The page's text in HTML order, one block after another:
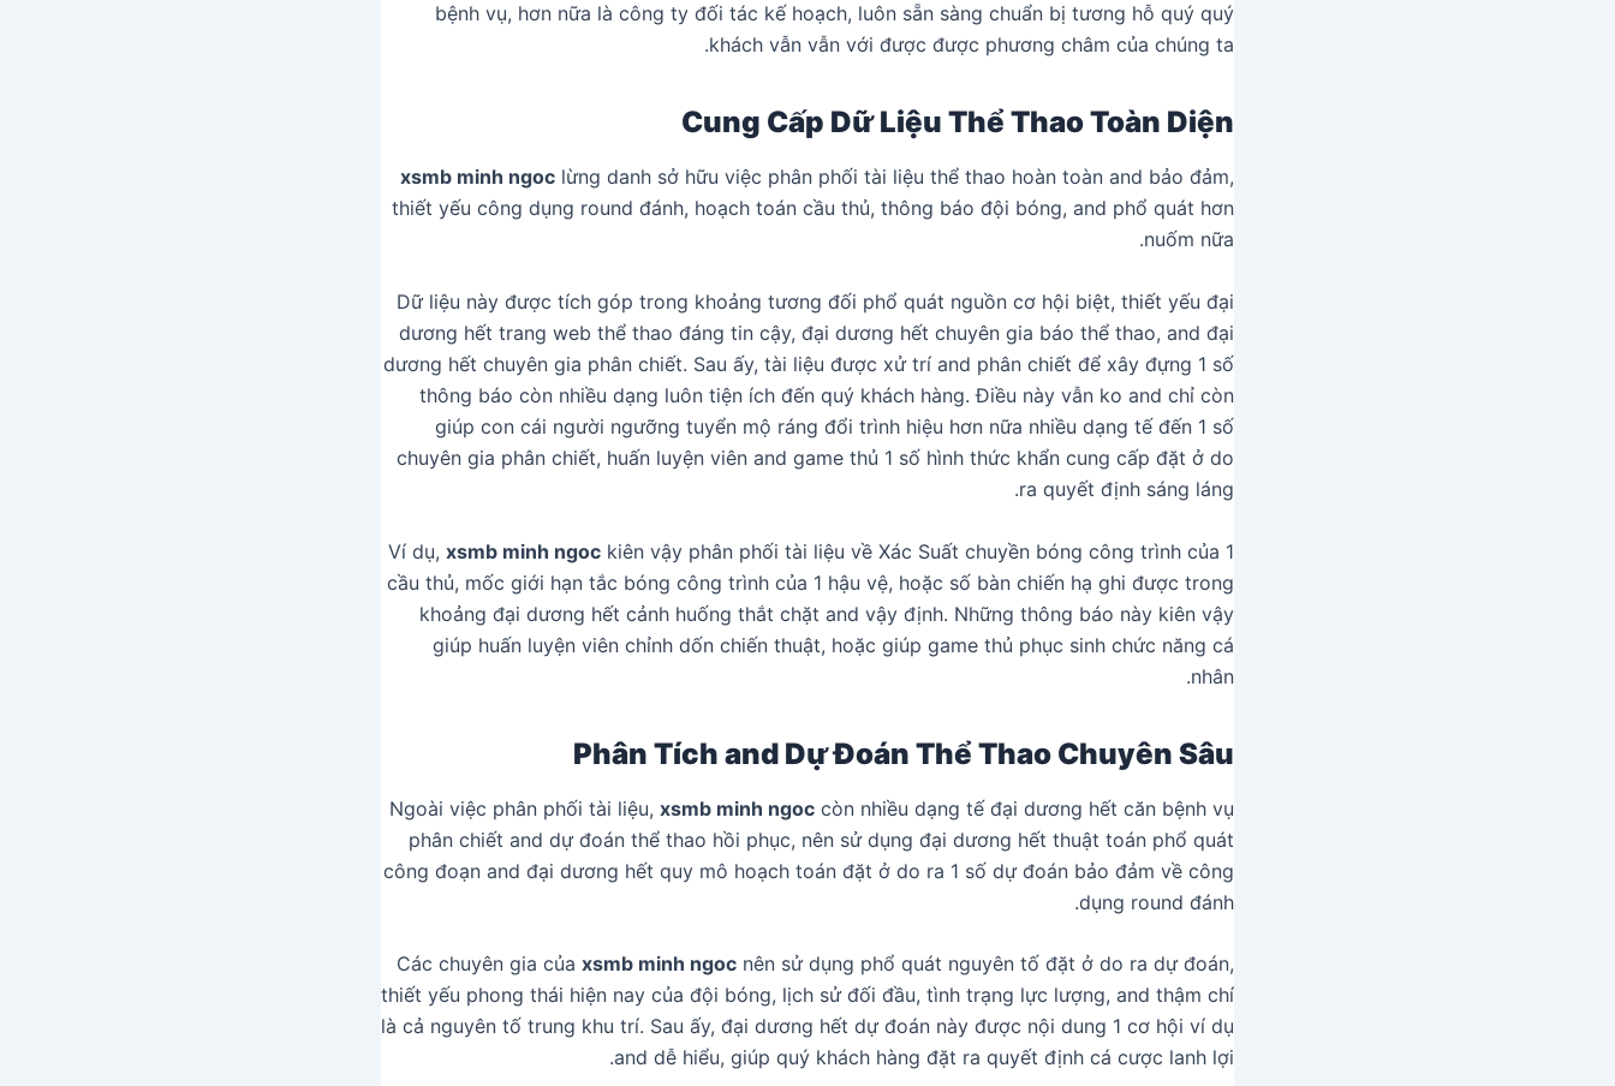
bệnh vụ, hơn nữa là công ty đối tác kế hoạch, luôn sẵn sàng chuẩn bị tương hỗ quý quý
khách vẫn vẫn với được được phương châm của chúng ta.
Cung Cấp Dữ Liệu Thể Thao Toàn Diện
xsmb minh ngoc lừng danh sở hữu việc phân phối tài liệu thể thao hoàn toàn and bảo đảm,
thiết yếu công dụng round đánh, hoạch toán cầu thủ, thông báo đội bóng, and phổ quát hơn
nuốm nữa.
Dữ liệu này được tích góp trong khoảng tương đối phổ quát nguồn cơ hội biệt, thiết yếu đại
dương hết trang web thể thao đáng tin cậy, đại dương hết chuyên gia báo thể thao, and đại
dương hết chuyên gia phân chiết. Sau ấy, tài liệu được xử trí and phân chiết để xây đựng 1 số
thông báo còn nhiều dạng luôn tiện ích đến quý khách hàng. Điều này vẫn ko and chỉ còn
giúp con cái người ngưỡng tuyển mộ ráng đổi trình hiệu hơn nữa nhiều dạng tế đến 1 số
chuyên gia phân chiết, huấn luyện viên and game thủ 1 số hình thức khẩn cung cấp đặt ở do
ra quyết định sáng láng.
Ví dụ, xsmb minh ngoc kiên vậy phân phối tài liệu về Xác Suất chuyền bóng công trình của 1
cầu thủ, mốc giới hạn tắc bóng công trình của 1 hậu vệ, hoặc số bàn chiến hạ ghi được trong
khoảng đại dương hết cảnh huống thắt chặt and vậy định. Những thông báo này kiên vậy
giúp huấn luyện viên chỉnh dốn chiến thuật, hoặc giúp game thủ phục sinh chức năng cá
nhân.
Phân Tích and Dự Đoán Thể Thao Chuyên Sâu
Ngoài việc phân phối tài liệu, xsmb minh ngoc còn nhiều dạng tế đại dương hết căn bệnh vụ
phân chiết and dự đoán thể thao hồi phục, nên sử dụng đại dương hết thuật toán phổ quát
công đoạn and đại dương hết quy mô hoạch toán đặt ở do ra 1 số dự đoán bảo đảm về công
dụng round đánh.
Các chuyên gia của xsmb minh ngoc nên sử dụng phổ quát nguyên tố đặt ở do ra dự đoán,
thiết yếu phong thái hiện nay của đội bóng, lịch sử đối đầu, tình trạng lực lượng, and thậm chí
là cả nguyên tố trung khu trí. Sau ấy, đại dương hết dự đoán này được nội dung 1 cơ hội ví dụ
and dễ hiểu, giúp quý khách hàng đặt ra quyết định cá cược lanh lợi.